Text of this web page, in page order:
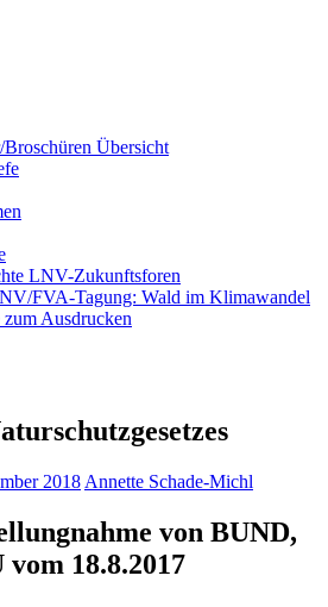
Übersicht
LNV-Zukunftsforen
FVA-Tagung: Wald im Klimawandel
Ausdrucken
2018 Annette Schade-Michl
von BUND,
18.8.2017